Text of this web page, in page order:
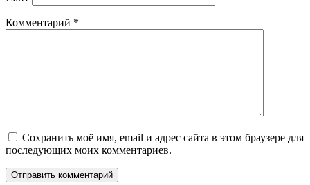
Комментарий *
Сохранить моё имя, email и адрес сайта в этом браузере для
последующих моих комментариев.